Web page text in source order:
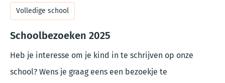
Schoolbezoeken 2025
Heb je interesse om je kind in te schrijven op onze
school? Wens je graag eens een bezoekje te
Volledige school